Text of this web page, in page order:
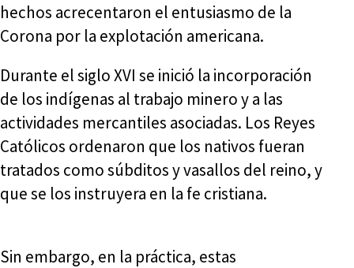
hechos acrecentaron el entusiasmo de la
Corona por la explotación americana.
Durante el siglo XVI se inició la incorporación
de los indígenas al trabajo minero y a las
actividades mercantiles asociadas. Los Reyes
Católicos ordenaron que los nativos fueran
tratados como súbditos y vasallos del reino, y
que se los instruyera en la fe cristiana.
Sin embargo, en la práctica, estas